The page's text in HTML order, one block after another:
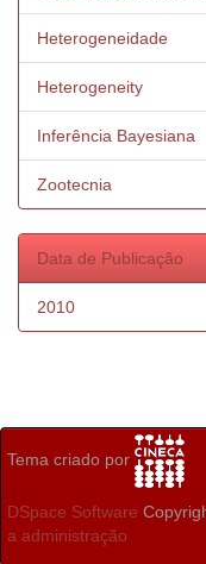
Heterogeneidade
Heterogeneity
Inferência Bayesiana
Zootecnia
Data de Publicação
2010
Tema criado por
DSpace Software
a administração